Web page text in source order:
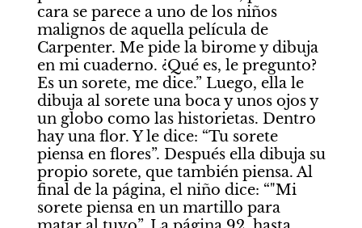
cara se parece a uno de los niños
malignos de aquella película de
Carpenter. Me pide la birome y dibuja
en mi cuaderno. ¿Qué es, le pregunto?
Es un sorete, me dice.” Luego, ella le
dibuja al sorete una boca y unos ojos y
un globo como las historietas. Dentro
hay una flor. Y le dice: “Tu sorete
piensa en flores”. Después ella dibuja su
propio sorete, que también piensa. Al
final de la página, el niño dice: “"Mi
sorete piensa en un martillo para